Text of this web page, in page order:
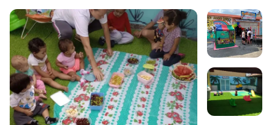
Galeria de imagem
Imagem 1